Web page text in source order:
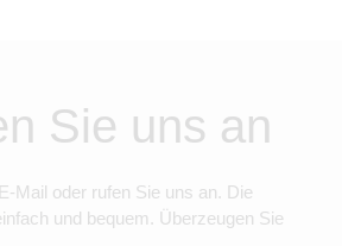
Sie uns an
Mail oder rufen Sie uns an. Die
und bequem. Überzeugen Sie